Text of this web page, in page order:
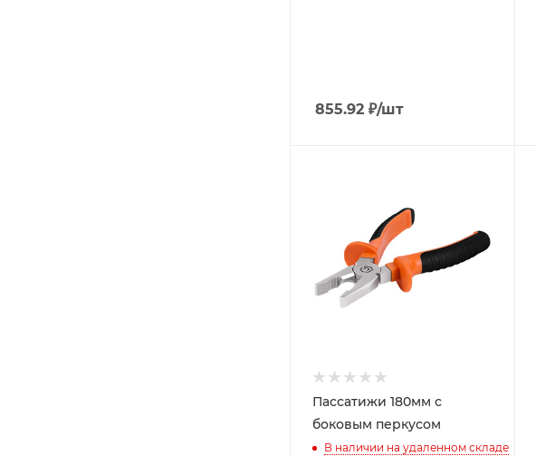
855.92 ₽/шт
Пассатижи 180мм с
боковым перкусом
В наличии на удаленном складе